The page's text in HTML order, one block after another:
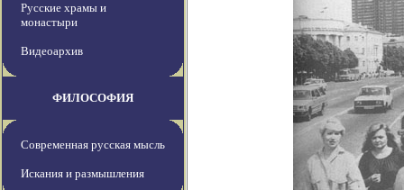
Русские храмы и
монастыри
Видеоархив
ФИЛОСОФИЯ
Современная русская мысль
Искания и размышления